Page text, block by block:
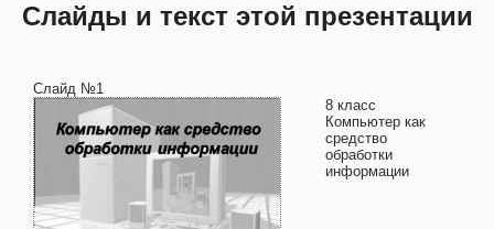
Слайды и текст этой презентации
Слайд №1
8 класс
Компьютер как
средство
обработки
информации